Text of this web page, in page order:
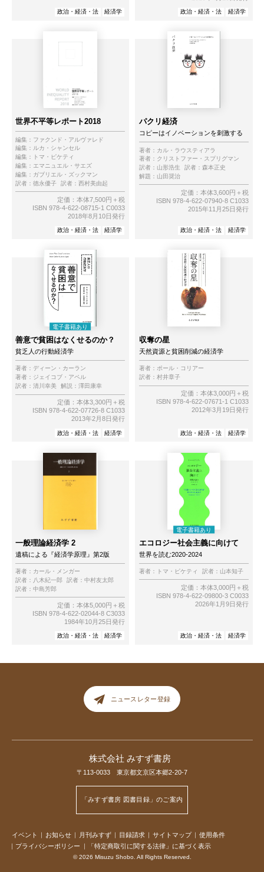
政治・経済・法 経済学 政治・経済・法 経済学
世界不平等レポート2018
編集： ファクンド・アルヴァレド
編集： ルカ・シャンセル
編集：
トマ・ピケティ
編集： エマニュエル・サエズ
編集： ガブリエル・ズックマン
訳者： 徳永優子 訳者： 西村美由起
定価：本体7,500円＋税
ISBN 978-4-622-08715-1 C0033
2018年8月10日発行
政治・経済・法 経済学
パクリ経済
コピーはイノベーションを刺激する
著者： カル・ラウスティアラ
著者： クリストファー・スプリグマン
訳者： 山形浩生 訳者： 森本正史
解題： 山田奨治
定価：本体3,600円＋税
ISBN 978-4-622-07940-8 C1033
2015年11月25日発行
政治・経済・法 経済学
善意で貧困はなくせるのか？
貧乏人の行動経済学
著者： ディーン・カーラン
著者： ジェイコブ・アペル
訳者： 清川幸美 解説： 澤田康幸
定価：本体3,300円＋税
ISBN 978-4-622-07726-8 C1033
2013年2月8日発行
政治・経済・法 経済学
収奪の星
天然資源と貧困削減の経済学
著者： ポール・コリアー
訳者： 村井章子
定価：本体3,000円＋税
ISBN 978-4-622-07671-1 C1033
2012年3月19日発行
政治・経済・法 経済学
一般理論経済学 2
遺稿による『経済学原理』第2版
著者： カール・メンガー
訳者： 八木紀一郎 訳者： 中村友太郎
訳者： 中島芳郎
定価：本体5,000円＋税
ISBN 978-4-622-02044-8 C3033
1984年10月25日発行
政治・経済・法 経済学
エコロジー社会主義に向けて
世界を読む2020-2024
著者： トマ・ピケティ 訳者： 山本知子
定価：本体3,000円＋税
ISBN 978-4-622-09800-3 C0033
2026年1月9日発行
政治・経済・法 経済学
ニュースレター登録
株式会社 みすず書房
〒113-0033 東京都文京区本郷2-20-7
「みすず書房 図書目録」のご案内
イベント お知らせ 月刊みすず 目録請求 サイトマップ
使用条件
プライバシーポリシー
「特定商取引に関する法律」に基づく表示
© 2026 Misuzu Shobo. All Rights Reserved.